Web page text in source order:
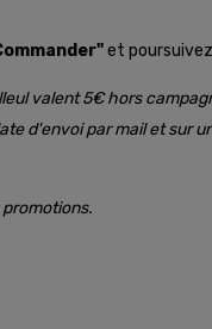
et
valent 5€ hors
d'envoi par mail et